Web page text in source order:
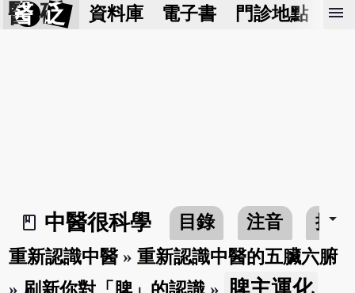
醫 砭 資料庫 電子書 門診地點 預
menu
book_2
中醫很科學 目錄 注音 搜尋
arrow_drop_down
重新認識中醫 »重新認識中醫的五臟六腑
脾主運化